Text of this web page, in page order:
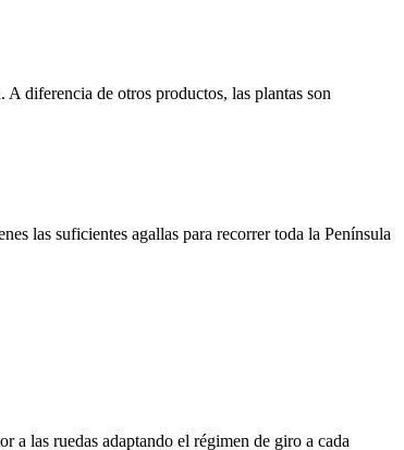
diferencia de otros productos, las plantas son
las suficientes agallas para recorrer toda la Península
a las ruedas adaptando el régimen de giro a cada